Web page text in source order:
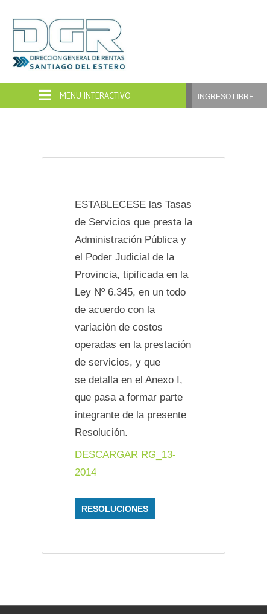
INGRESO LIBRE
ESTABLECESE las Tasas
de Servicios que presta la
Administración Pública y
el Poder Judicial de la
Provincia, tipificada en la
Ley Nº 6.345, en un todo
de acuerdo con la
variación de costos
operadas en la prestación
de servicios, y que
se detalla en el Anexo I,
que pasa a formar parte
integrante de la presente
Resolución.
DESCARGAR RG_13-
2014
RESOLUCIONES